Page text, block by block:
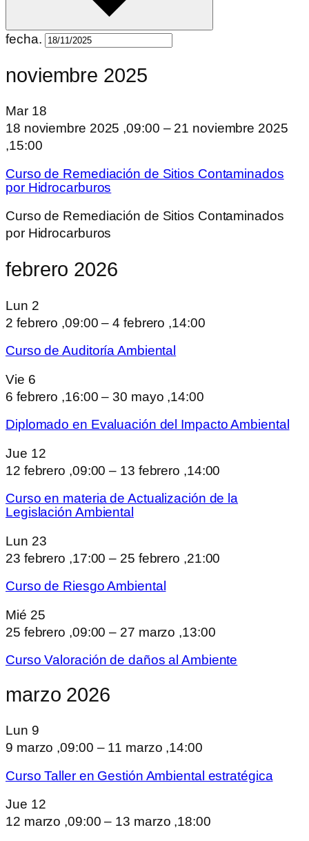
fecha.
noviembre 2025
Mar 18
18 noviembre 2025 ,09:00 – 21 noviembre 2025
,15:00
Curso de Remediación de Sitios Contaminados
por Hidrocarburos
Curso de Remediación de Sitios Contaminados
por Hidrocarburos
febrero 2026
Lun 2
2 febrero ,09:00 –4 febrero ,14:00
Curso de Auditoría Ambiental
Vie 6
6 febrero ,16:00 –30 mayo ,14:00
Diplomado en Evaluación del Impacto Ambiental
Jue 12
12 febrero ,09:00 – 13 febrero ,14:00
Curso en materia de Actualización de la
Legislación Ambiental
Lun 23
23 febrero ,17:00 – 25 febrero ,21:00
Curso de Riesgo Ambiental
Mié 25
25 febrero ,09:00 – 27 marzo ,13:00
Curso Valoración de daños al Ambiente
marzo 2026
Lun 9
9 marzo ,09:00 – 11 marzo ,14:00
Curso Taller en Gestión Ambiental estratégica
Jue 12
12 marzo ,09:00 – 13 marzo ,18:00